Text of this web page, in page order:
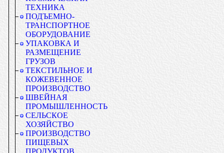
ТЕХНИКА
ПОДЪЕМНО-
ТРАНСПОРТНОЕ
ОБОРУДОВАНИЕ
УПАКОВКА И
РАЗМЕЩЕНИЕ
ГРУЗОВ
ТЕКСТИЛЬНОЕ И
КОЖЕВЕННОЕ
ПРОИЗВОДСТВО
ШВЕЙНАЯ
ПРОМЫШЛЕННОСТЬ
СЕЛЬСКОЕ
ХОЗЯЙСТВО
ПРОИЗВОДСТВО
ПИЩЕВЫХ
ПРОДУКТОВ